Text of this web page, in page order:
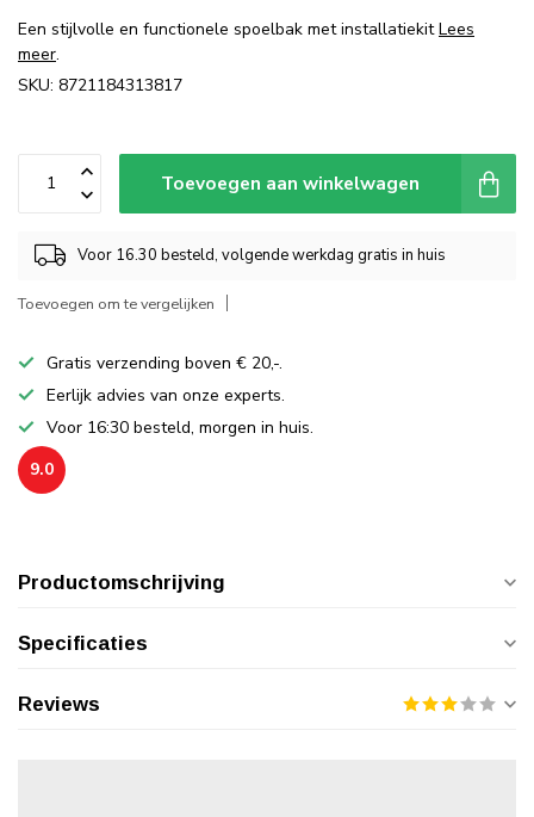
Een stijlvolle en functionele spoelbak met installatiekitLees
meer.
SKU: 8721184313817
Toevoegen aan winkelwagen
Voor 16.30 besteld, volgende werkdag gratis in huis
Toevoegen om te vergelijken
Gratis verzending boven € 20,-.
Eerlijk advies van onze experts.
Voor 16:30 besteld, morgen in huis.
9.0
Productomschrijving
Specificaties
Reviews